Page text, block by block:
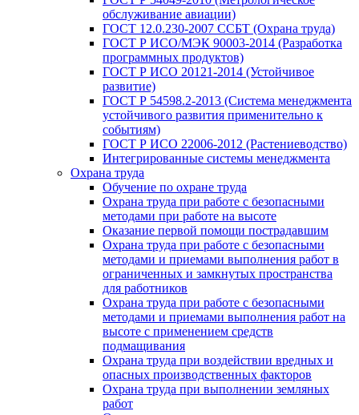
обслуживание авиации)
ГОСТ 12.0.230-2007 ССБТ (Охрана труда)
ГОСТ Р ИСО/МЭК 90003-2014 (Разработка
программных продуктов)
ГОСТ Р ИСО 20121-2014 (Устойчивое
развитие)
ГОСТ Р 54598.2-2013 (Система менеджмента
устойчивого развития применительно к
событиям)
ГОСТ Р ИСО 22006-2012 (Растениеводство)
Интегрированные системы менеджмента
Охрана труда
Обучение по охране труда
Охрана труда при работе с безопасными
методами при работе на высоте
Оказание первой помощи пострадавшим
Охрана труда при работе с безопасными
методами и приемами выполнения работ в
ограниченных и замкнутых пространства
для работников
Охрана труда при работе с безопасными
методами и приемами выполнения работ на
высоте с применением средств
подмащивания
Охрана труда при воздействии вредных и
опасных производственных факторов
Охрана труда при выполнении земляных
работ